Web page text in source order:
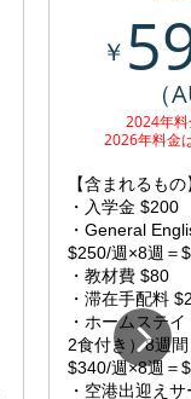
￥
（
2024年
2026年料金
【含まれるもの
・入学金 $200
・General
$250/週×8週＝
・教材費 $80
・滞在手配料
・ホームステ
2食付き）8週間
$340/週×8週＝
・空港出迎え